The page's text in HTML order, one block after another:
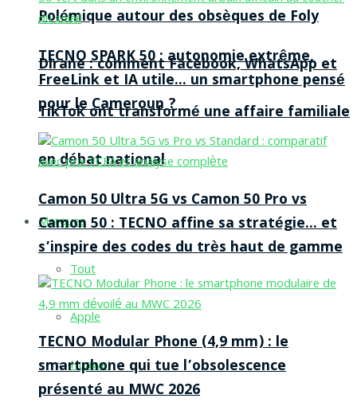
Polémique autour des obsèques de Foly
Dirane : comment Facebook, WhatsApp et
TikTok ont transformé une affaire familiale
en débat national
Marques
Tout
Apple
Huawei
TECNO SPARK 50 : autonomie extrême,
FreeLink et IA utile… un smartphone pensé
pour le Cameroun ?
Camon 50 Ultra 5G vs Camon 50 Pro vs
Camon 50 : TECNO affine sa stratégie… et
s’inspire des codes du très haut de gamme
TECNO Modular Phone (4,9 mm) : le
smartphone qui tue l’obsolescence
présenté au MWC 2026